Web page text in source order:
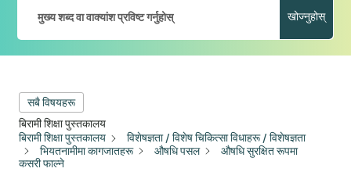
खोज्नुहोस्
सबै विषयहरू
बिरामी शिक्षा पुस्तकालय
बिरामी शिक्षा पुस्तकालय
विशेषज्ञता / विशेष चिकित्सा विधाहरू / विशेषज्ञता
भियतनामीमा कागजातहरू
औषधि पसल
औषधि सुरक्षित रूपमा
कसरी फाल्ने